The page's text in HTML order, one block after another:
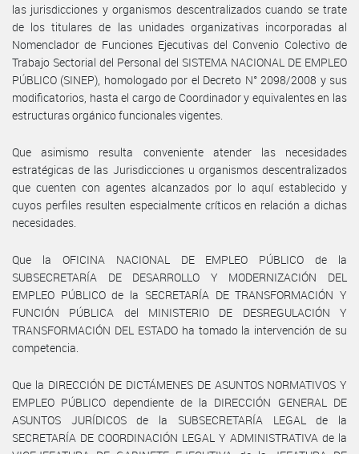
las jurisdicciones y organismos descentralizados cuando se trate
de los titulares de las unidades organizativas incorporadas al
Nomenclador de Funciones Ejecutivas del Convenio Colectivo de
Trabajo Sectorial del Personal del SISTEMA NACIONAL DE EMPLEO
PÚBLICO (SINEP), homologado por el Decreto N° 2098/2008 y sus
modificatorios, hasta el cargo de Coordinador y equivalentes en las
estructuras orgánico funcionales vigentes.
Que asimismo resulta conveniente atender las necesidades
estratégicas de las Jurisdicciones u organismos descentralizados
que cuenten con agentes alcanzados por lo aquí establecido y
cuyos perfiles resulten especialmente críticos en relación a dichas
necesidades.
Que la OFICINA NACIONAL DE EMPLEO PÚBLICO de la
SUBSECRETARÍA DE DESARROLLO Y MODERNIZACIÓN DEL
EMPLEO PÚBLICO de la SECRETARÍA DE TRANSFORMACIÓN Y
FUNCIÓN PÚBLICA del MINISTERIO DE DESREGULACIÓN Y
TRANSFORMACIÓN DEL ESTADO ha tomado la intervención de su
competencia.
Que la DIRECCIÓN DE DICTÁMENES DE ASUNTOS NORMATIVOS Y
EMPLEO PÚBLICO dependiente de la DIRECCIÓN GENERAL DE
ASUNTOS JURÍDICOS de la SUBSECRETARÍA LEGAL de la
SECRETARÍA DE COORDINACIÓN LEGAL Y ADMINISTRATIVA de la